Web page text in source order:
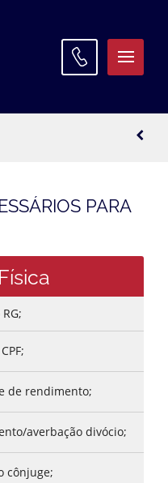
PARA
de rendimento;
averbação divócio;
cônjuge;
(42) 3027 9640